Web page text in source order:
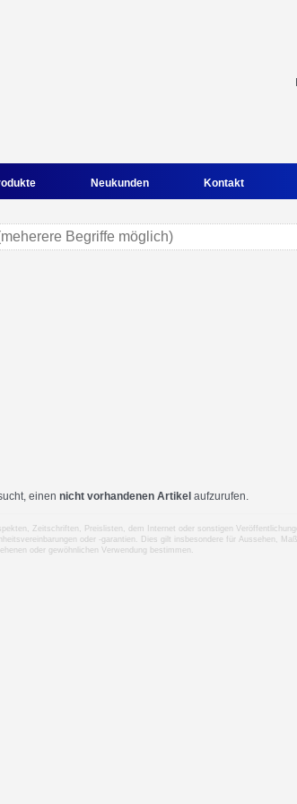
Neukunden Kontakt
einen nicht vorhandenen Artikel aufzurufen.
Zeitschriften, Preislisten, dem Internet oder sonstigen
oder -garantien. Dies gilt insbesondere für Aussehen,
oder gewöhnlichen Verwendung bestimmen.